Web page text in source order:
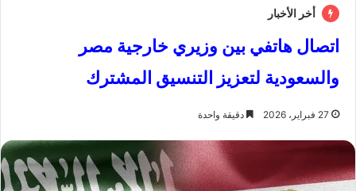
أخر الأخبار
اتصال هاتفي بين وزيري خارجية مصر
والسعودية لتعزيز التنسيق المشترك
27 فبراير، 2026 دقيقة واحدة